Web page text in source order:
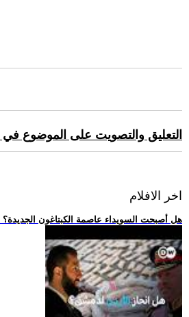
التعليق والتصويت على الموضوع في
اخر الافلام
.. هل أصبحت السويداء عاصمة الكبتاغون